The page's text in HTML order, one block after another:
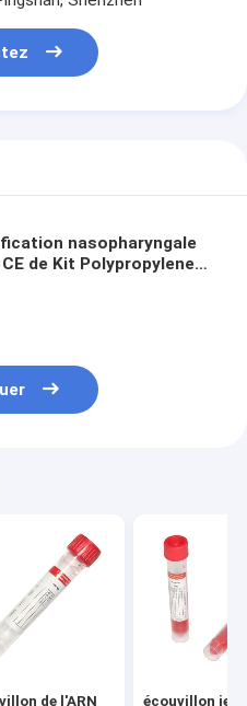
nasopharyngale
de Kit Polypropylene
de l'ARN écouvillon